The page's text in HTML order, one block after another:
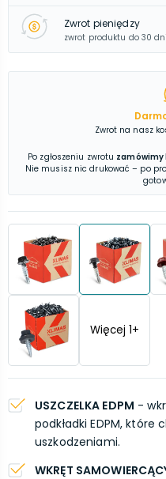
Zwrot pieniędzy
zwrot produktu do 30 dni
Zwrot na nasz
Po zgłoszeniu zwrotu zamówimy
Nie musisz nic drukować – po
Więcej 1+
USZCZELKA EDPM -
podkładki EDPM,
uszkodzeniami.
WKRĘT